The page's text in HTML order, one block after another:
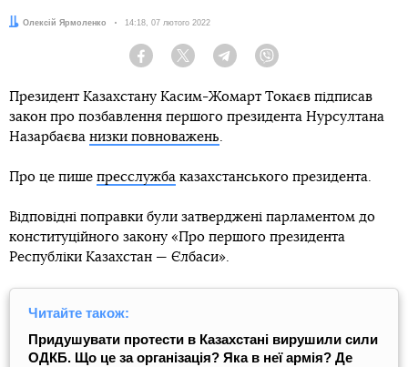
Автор:
Олексій Ярмоленко Дата:
14:18, 07 лютого 2022
Facebook Twitter Telegram
Президент Казахстану Касим-Жомарт Токаєв підписав
закон про позбавлення першого президента Нурсултана
Назарбаєва низки повноважень.
Про це пише пресслужба казахстанського президента.
Відповідні поправки були затверджені парламентом до
конституційного закону «Про першого президента
Республіки Казахстан — Єлбаси».
Читайте також:
Придушувати протести в Казахстані вирушили сили
ОДКБ. Що це за організація? Яка в неї армія? Де